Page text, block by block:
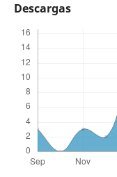
Descargas